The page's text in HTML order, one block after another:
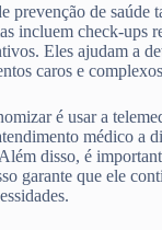
prevenção de saúde
incluem check-ups
Eles ajudam a
caros e
é usar a
médico a
disso, é
garante que ele